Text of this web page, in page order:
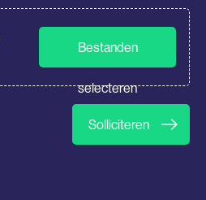
Bestanden
selecteren